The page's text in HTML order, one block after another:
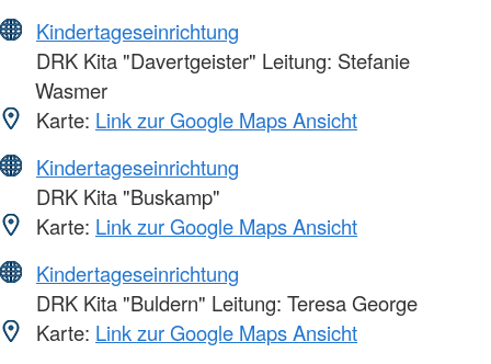
Kindertageseinrichtung
DRK Kita "Davertgeister" Leitung: Stefanie
Wasmer
Karte: Link zur Google Maps Ansicht
Kindertageseinrichtung
DRK Kita "Buskamp"
Karte: Link zur Google Maps Ansicht
Kindertageseinrichtung
DRK Kita "Buldern" Leitung: Teresa George
Karte: Link zur Google Maps Ansicht